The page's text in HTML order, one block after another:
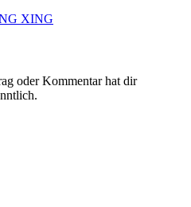
XING
oder Kommentar hat dir